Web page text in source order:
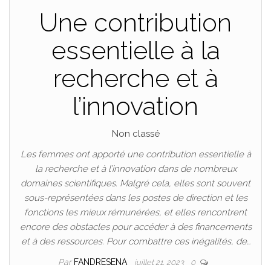
Une contribution
essentielle à la
recherche et à
l’innovation
Non classé
Les femmes ont apporté une contribution essentielle à
la recherche et à l’innovation dans de nombreux
domaines scientifiques. Malgré cela, elles sont souvent
sous-représentées dans les postes de direction et les
fonctions les mieux rémunérées, et elles rencontrent
encore des obstacles pour accéder à des financements
et à des ressources. Pour combattre ces inégalités, de…
Par FANDRESENA juillet 21, 2023 0